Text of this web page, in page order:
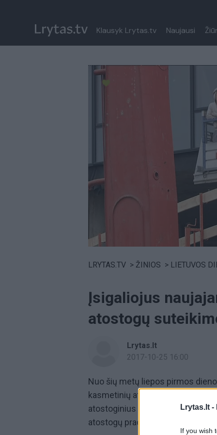
Lrytas.lt -
If you wish
Klausyk Lrytas.tv Naujausi
LRYTAS.TV > ŽINIOS > LIETUVOS
Įsigaliojus
atostogų
Lrytas.lt
2017-10-25 16:00
Nuo šių metų liepos pirmos
kasmetinių atostogų suteikimo ir
atostoginius išmokės nevėliau,
atostogų pradžią. O atostogų